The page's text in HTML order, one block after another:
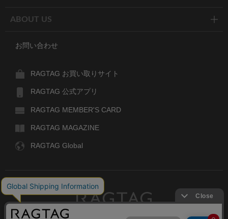
ABOUT US
お問い合わせ
RAGTAG お買い取りサイト
RAGTAG 公式アプリ
RAGTAG MEMBER'S CARD
RAGTAG MAGAZINE
RAGTAG Global
デザイナーズブランドのユーズド・セレクトショップ